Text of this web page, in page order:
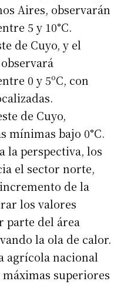
Aires, observarán
5 y 10°C.
de Cuyo, y el
0 y 5ºC, con
de Cuyo,
mínimas bajo 0°C.
la perspectiva, los
el sector norte,
de la
los valores
parte del área
la ola de calor.
agrícola nacional
superiores